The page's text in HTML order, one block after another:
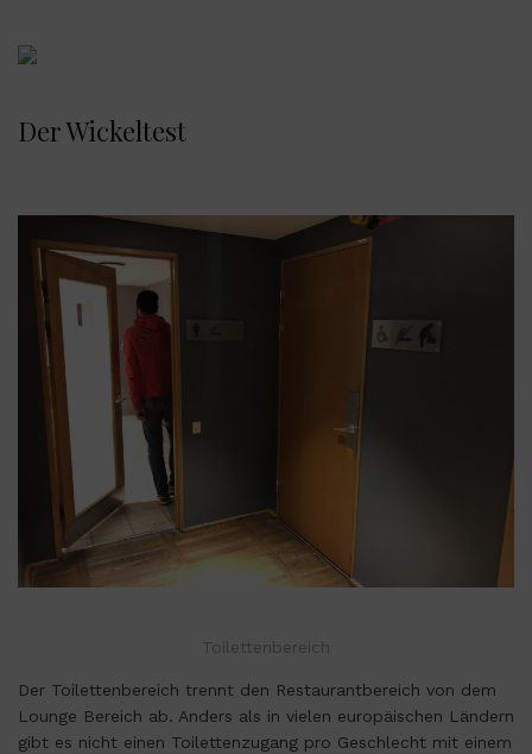
Der Wickeltest
Toilettenbereich
Der Toilettenbereich trennt den Restaurantbereich von dem
Lounge Bereich ab. Anders als in vielen europäischen Ländern
gibt es nicht einen Toilettenzugang pro Geschlecht mit einem